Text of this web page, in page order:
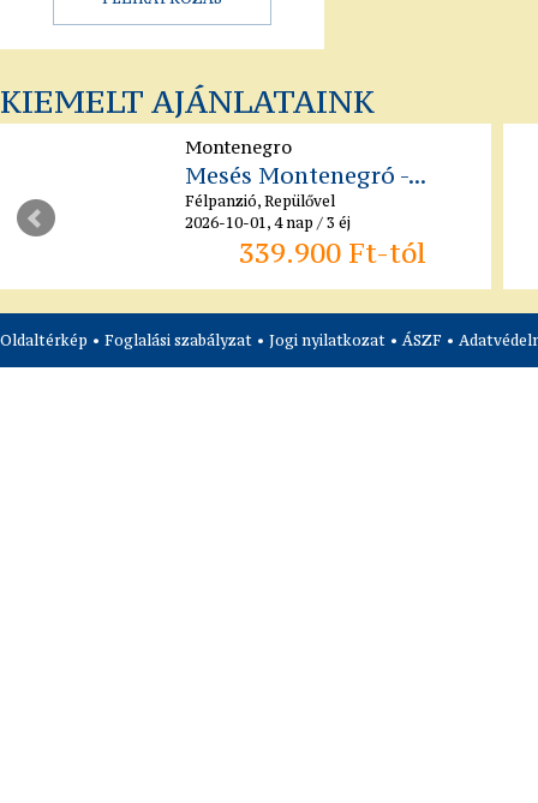
KIEMELT AJÁNLATAINK
Montenegro
Mesés Montenegró -...
Félpanzió, Repülővel
2026-10-01, 4 nap / 3 éj
339.900 Ft-tól
Oldaltérkép • Foglalási szabályzat • Jogi nyilatkozat • ÁSZF •